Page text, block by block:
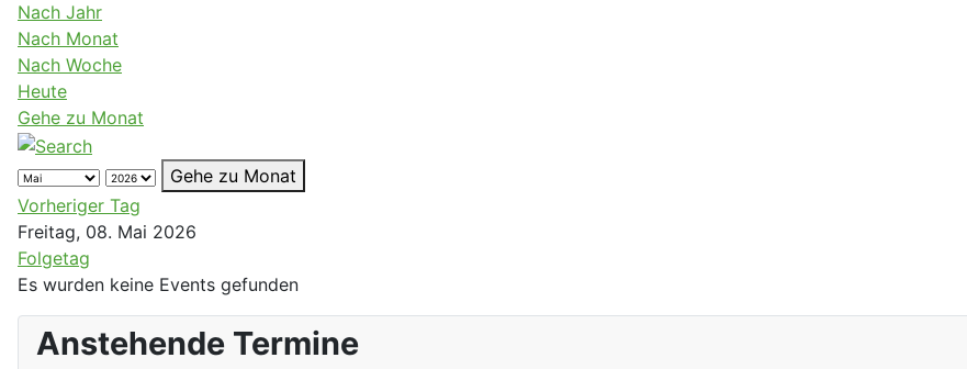
Anstehende Termine
Nach Jahr
Nach Monat
Nach Woche
Heute
Gehe zu Monat
Gehe zu Monat
Vorheriger Tag
Freitag, 08. Mai 2026
Folgetag
Es wurden keine Events gefunden